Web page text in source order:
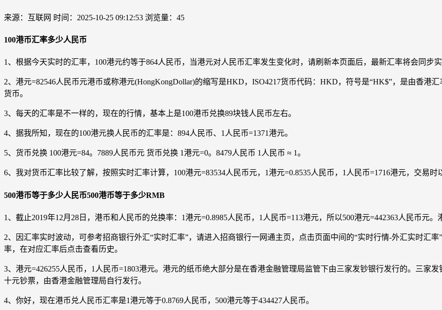
来源：互联网 时间：2025-10-25 09:12:53 浏览量：45
100港币汇率多少人民币
1、根据今天实时的汇率，100港元约等于864人民币，当港元对人民币汇率发生变化时，请刷新本页面后，最新汇率将会同步实
2、港元=82546人民币元港币或称港元(HongKongDollar)的缩写是HKD，ISO4217货币代码：HKD，符号是“HK$”，是由香港
货币。
3、每天的汇率是不一样的，现在的行情，基本上是100港币兑换89块钱人民币左右。
4、据我所知，现在的100港元换人民币的汇率是：894人民币、1人民币=1371港元。
5、货币兑换 100港元=84。7889人民币元 货币兑换 1港元=0。8479人民币 1人民币 ≈ 1。
6、我对货币汇率比较了解，按照实时汇率计算，100港元=83534人民币元，1港元=0.8535人民币，1人民币=1716港元，交易时
500港币等于多少人民币500港币等于多少RMB
1、截止2019年12月28日，港币和人民币的兑换率：1港元=0.8985人民币，1人民币=113港元，所以500港元=442363人民币元
2、因汇率实时波动，可参考招商银行外汇“实时汇率”，请进入招商银行一网通主页，点击页面中间的“实时行情-外汇实时汇
率，在对应汇率后点击查看历史。
3、港元=426255人民币，1人民币=1803港元。港元的纸币绝大部分是在香港金融管理局监管下由三家发钞银行发行的。三家
十元钞票，由香港金融管理局自行发行。
4、你好，现在港币兑人民币汇率是1港元等于0.8769人民币，500港元等于434427人民币。